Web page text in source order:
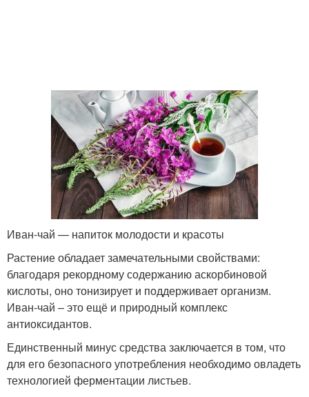
Иван-чай — напиток молодости и красоты
Растение обладает замечательными свойствами:
благодаря рекордному содержанию аскорбиновой
кислоты, оно тонизирует и поддерживает организм.
Иван-чай – это ещё и природный комплекс
антиоксидантов.
Единственный минус средства заключается в том, что
для его безопасного употребления необходимо овладеть
технологией ферментации листьев.